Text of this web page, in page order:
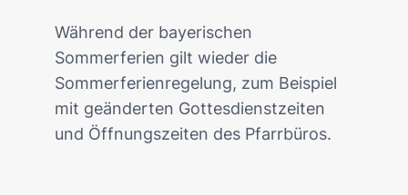
Während der bayerischen
Sommerferien gilt wieder die
Sommerferienregelung, zum Beispiel
mit geänderten Gottesdienstzeiten
und Öffnungszeiten des Pfarrbüros.